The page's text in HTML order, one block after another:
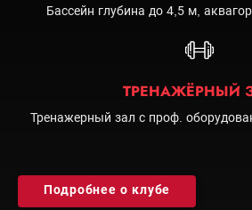
Бассейн глубина до 4,5 м,
ТРЕНАЖЁРНЫЙ
Тренажерный зал с проф.
Подробнее о клубе